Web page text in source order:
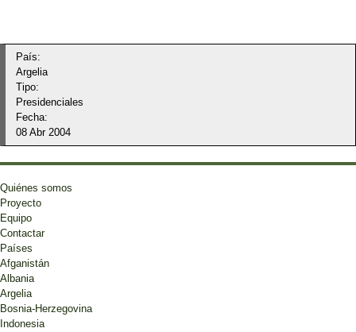
País:
Argelia
Tipo:
Presidenciales
Fecha:
08 Abr 2004
Quiénes somos
Proyecto
Equipo
Contactar
Países
Afganistán
Albania
Argelia
Bosnia-Herzegovina
Indonesia